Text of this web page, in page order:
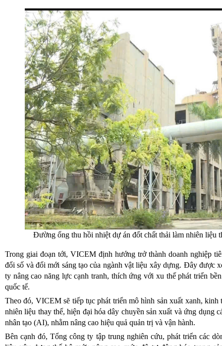
Đường ống thu hồi nhiệt dự án đốt chất thải làm nhiên liệu
Trong giai đoạn tới, VICEM định hướng trở thành doanh nghiệp
đổi số và đổi mới sáng tạo của ngành vật liệu xây dựng. Đây được
ty nâng cao năng lực cạnh tranh, thích ứng với xu thế phát triển
quốc tế.
Theo đó, VICEM sẽ tiếp tục phát triển mô hình sản xuất xanh, kinh
nhiên liệu thay thế, hiện đại hóa dây chuyền sản xuất và ứng dụng
nhân tạo (AI), nhằm nâng cao hiệu quả quản trị và vận hành.
Bên cạnh đó, Tổng công ty tập trung nghiên cứu, phát triển các